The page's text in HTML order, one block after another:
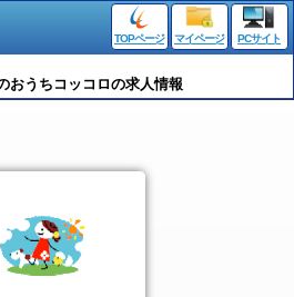
TOPページ マイページ PCサイト
うちコッコロの求人情報